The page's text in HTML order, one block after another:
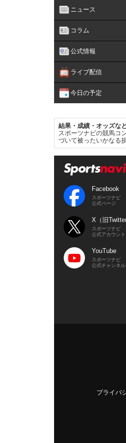
ニュース
コラム
公式情報
ライブ配信
今日の予定
結果・成績・オッズな
スポーツナビの競馬コ
づいて被ったいかなる
Facebook
スポーツナビ
公式ページ
X（旧Twitter
スポーツナビ
公式アカウント
YouTube
スポーツナビ
公式チャンネル
プライバ